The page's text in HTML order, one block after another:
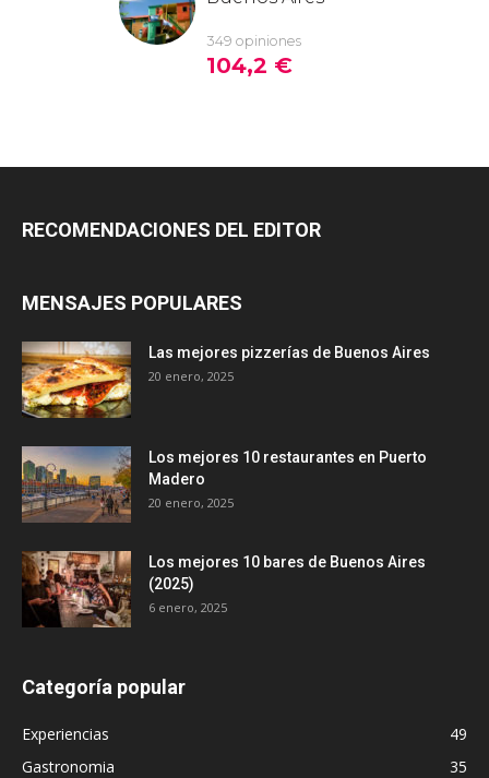
RECOMENDACIONES DEL EDITOR
MENSAJES POPULARES
Las mejores pizzerías de Buenos Aires
20 enero, 2025
Los mejores 10 restaurantes en Puerto
Madero
20 enero, 2025
Los mejores 10 bares de Buenos Aires
(2025)
6 enero, 2025
Categoría popular
Experiencias
49
Gastronomia
35